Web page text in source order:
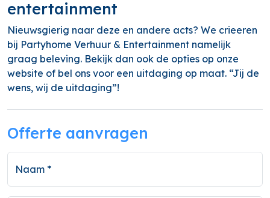
entertainment
Nieuwsgierig naar deze en andere acts? We crieeren
bij Partyhome Verhuur & Entertainment namelijk
graag beleving. Bekijk dan ook de opties op onze
website of bel ons voor een uitdaging op maat. “Jij de
wens, wij de uitdaging”!
Offerte aanvragen
Naam *